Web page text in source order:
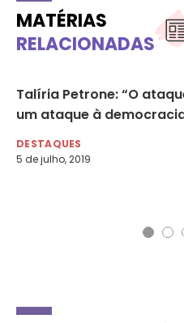
MATÉRIAS
RELACIONADAS
Talíria Petrone: “O
um ataque à
DESTAQUES
5 de julho, 2019